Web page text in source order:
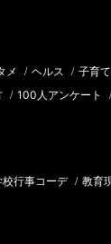
メ / ヘルス / 子育て
/ 100人アンケート /
校行事コーデ / 教育